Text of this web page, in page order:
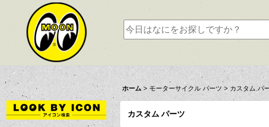
ホーム > モーターサイクル パーツ > カスタム パ
カスタム パーツ